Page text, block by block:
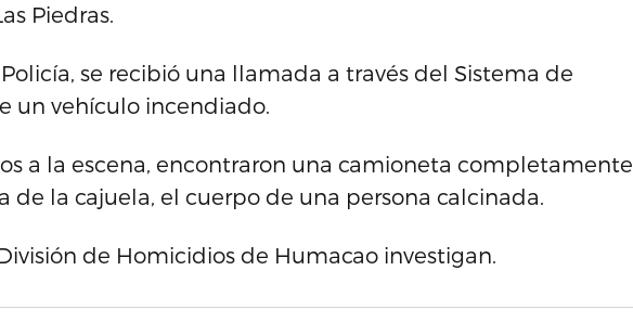
Piedras.
se recibió una llamada a través del Sistema de
un vehículo incendiado.
a la escena, encontraron una camioneta completamente
de la cajuela, el cuerpo de una persona calcinada.
de Homicidios de Humacao investigan.